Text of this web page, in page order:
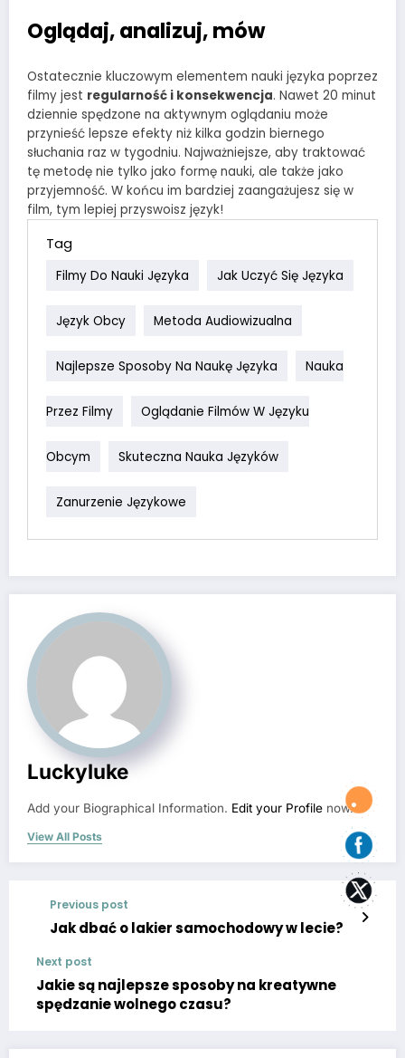
Oglądaj, analizuj, mów
Ostatecznie kluczowym elementem nauki języka poprzez
filmy jest regularność i konsekwencja. Nawet 20 minut
dziennie spędzone na aktywnym oglądaniu może
przynieść lepsze efekty niż kilka godzin biernego
słuchania raz w tygodniu. Najważniejsze, aby traktować
tę metodę nie tylko jako formę nauki, ale także jako
przyjemność. W końcu im bardziej zaangażujesz się w
film, tym lepiej przyswoisz język!
Tag
Filmy Do Nauki Języka Jak Uczyć Się Języka
Język Obcy Metoda Audiowizualna
Najlepsze Sposoby Na Naukę Języka Nauka
Przez Filmy Oglądanie Filmów W Języku
Obcym Skuteczna Nauka Języków
Zanurzenie Językowe
Luckyluke
Add your Biographical Information. Edit your Profile now.
View All Posts
Previous post
Jak dbać o lakier samochodowy w lecie?
Next post
Jakie są najlepsze sposoby na kreatywne
spędzanie wolnego czasu?